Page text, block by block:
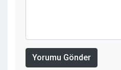
Yorumu Gönder